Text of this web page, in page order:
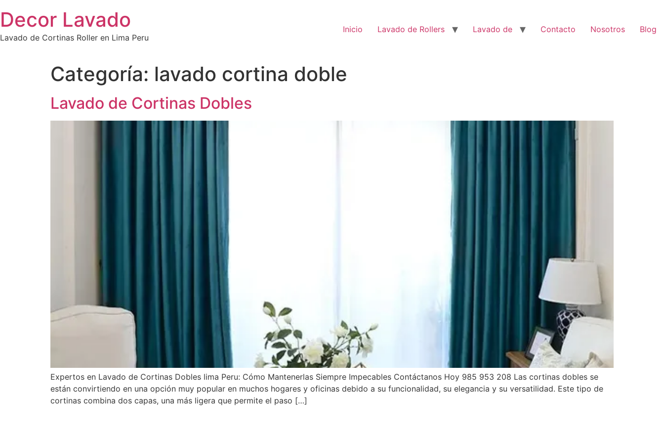
al
contenido
Decor Lavado
Lavado de Cortinas Roller en Lima Peru
Inicio Lavado de Rollers Lavado de Contacto Nosotros Blog
Categoría: lavado cortina doble
Lavado de Cortinas Dobles
Expertos en Lavado de Cortinas Dobles lima Peru: Cómo Mantenerlas Siempre Impecables Contáctanos Hoy 985 953 208 Las cortinas dobles se
están convirtiendo en una opción muy popular en muchos hogares y oficinas debido a su funcionalidad, su elegancia y su versatilidad. Este tipo de
cortinas combina dos capas, una más ligera que permite el paso […]